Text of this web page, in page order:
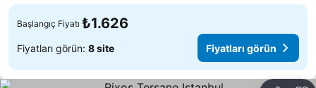
Başlangıç Fiyatı ₺1.626
Fiyatları görün: 8 site Fiyatları görün